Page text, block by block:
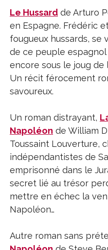
Le Hussard de Arturo
en Espagne. Frédéric
fougueux hussards, se
de ce peuple
encore sous le joug de
Un récit férocement
savoureux.
Un roman distrayant,
Napoléon de William
Toussaint Louverture,
indépendantistes de
emprisonné dans le
secret lié au trésor
mettre en échec la
Napoléon…
Autre roman sans